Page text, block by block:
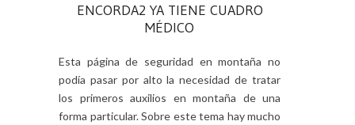
ENCORDA2 YA TIENE CUADRO
MÉDICO
Esta página de seguridad en montaña no
podía pasar por alto la necesidad de tratar
los primeros auxilios en montaña de una
forma particular. Sobre este tema hay mucho